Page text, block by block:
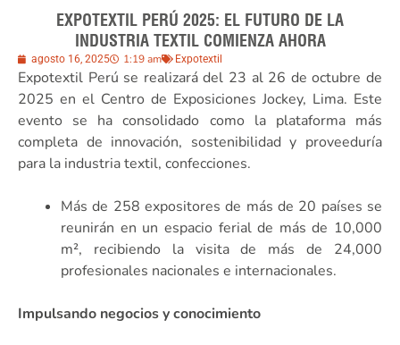
EXPOTEXTIL PERÚ 2025: EL FUTURO DE LA
INDUSTRIA TEXTIL COMIENZA AHORA
agosto 16, 2025 1:19 am Expotextil
Expotextil Perú se realizará del 23 al 26 de octubre de
2025 en el Centro de Exposiciones Jockey, Lima. Este
evento se ha consolidado como la plataforma más
completa de innovación, sostenibilidad y proveeduría
para la industria textil, confecciones.
Más de 258 expositores de más de 20 países se
reunirán en un espacio ferial de más de 10,000
m², recibiendo la visita de más de 24,000
profesionales nacionales e internacionales.
Impulsando negocios y conocimiento